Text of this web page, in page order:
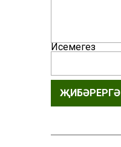
Исемегез
ҖИБӘРЕРГӘ